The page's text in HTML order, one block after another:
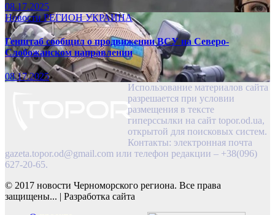
08.17.2025
НовостиРЕГИОНУКРАИНА
Генштаб сообщил о продвижении ВСУ на Северо-
Слобожанском направлении
08.17.2025
Использование материалов сайта
разрешается при условии
размещения в тексте
гиперссылки на сайт topor.od.ua,
открытой для поисковых систем.
Контакты: электронная почта
gazeta.topor.od@gmail.com или телефон редакции – +38(096)
627-20-65.
© 2017 новости Черноморского региона. Все права
защищены... | Разработка сайта